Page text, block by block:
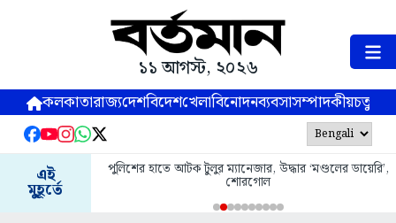
১১ আগস্ট, ২০২৬
কলকাতারাজ্যদেশবিদেশখেলাবিনোদনব্যবসাসম্পাদকীয়
এই
মুহূর্তে
পুলিশের হাতে আটক টুলুর ম্যানেজার, উদ্ধার ‘মণ্ডলের ডায়েরি’,
শোরগোল